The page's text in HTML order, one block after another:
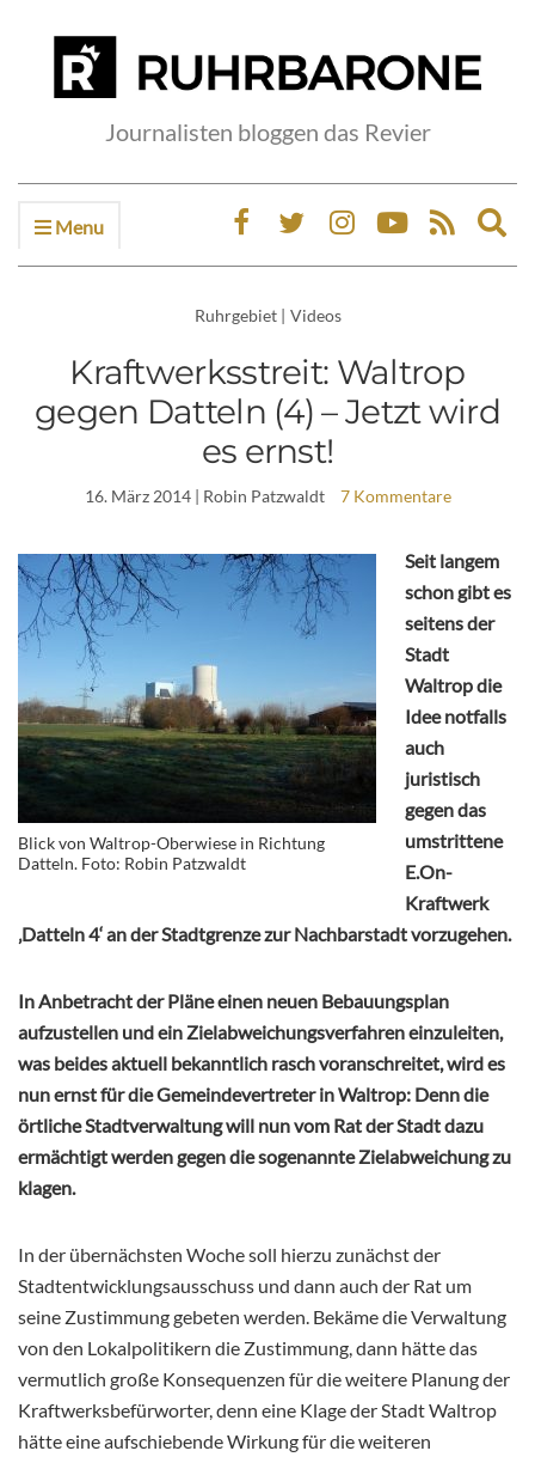
Journalisten bloggen das Revier
Menu
Ruhrgebiet | Videos
Kraftwerksstreit: Waltrop
gegen Datteln (4) – Jetzt wird
es ernst!
16. März 2014| Robin Patzwaldt 7 Kommentare
Blick von Waltrop-Oberwiese in Richtung
Datteln. Foto: Robin Patzwaldt
Seit langem
schon gibt es
seitens der
Stadt
Waltrop die
Idee notfalls
auch
juristisch
gegen das
umstrittene
E.On-
Kraftwerk
‚Datteln 4‘ an der Stadtgrenze zur Nachbarstadt vorzugehen.
In Anbetracht der Pläne einen neuen Bebauungsplan
aufzustellen und ein Zielabweichungsverfahren einzuleiten,
was beides aktuell bekanntlich rasch voranschreitet, wird es
nun ernst für die Gemeindevertreter in Waltrop: Denn die
örtliche Stadtverwaltung will nun vom Rat der Stadt dazu
ermächtigt werden gegen die sogenannte Zielabweichung zu
klagen.
In der übernächsten Woche soll hierzu zunächst der
Stadtentwicklungsausschuss und dann auch der Rat um
seine Zustimmung gebeten werden. Bekäme die Verwaltung
von den Lokalpolitikern die Zustimmung, dann hätte das
vermutlich große Konsequenzen für die weitere Planung der
Kraftwerksbefürworter, denn eine Klage der Stadt Waltrop
hätte eine aufschiebende Wirkung für die weiteren